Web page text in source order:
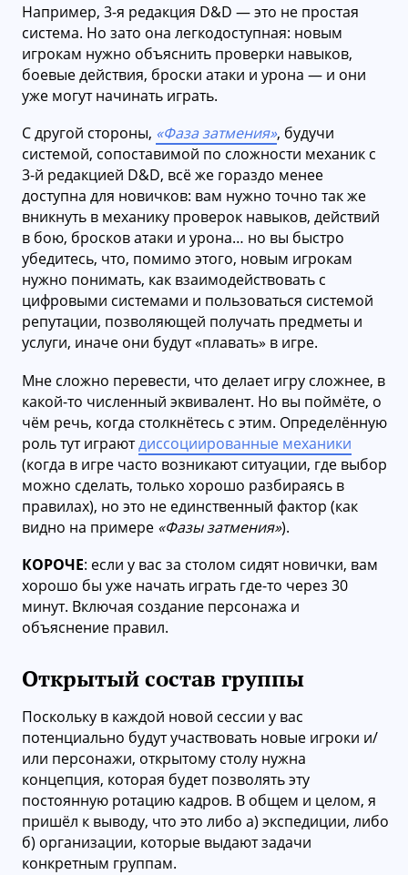
Например, 3-я редакция D&D — это не простая
система. Но зато она легкодоступная: новым
игрокам нужно объяснить проверки навыков,
боевые действия, броски атаки и урона — и они
уже могут начинать играть.
С другой стороны, «Фаза затмения», будучи
системой, сопоставимой по сложности механик с
3-й редакцией D&D, всё же гораздо менее
доступна для новичков: вам нужно точно так же
вникнуть в механику проверок навыков, действий
в бою, бросков атаки и урона… но вы быстро
убедитесь, что, помимо этого, новым игрокам
нужно понимать, как взаимодействовать с
цифровыми системами и пользоваться системой
репутации, позволяющей получать предметы и
услуги, иначе они будут «плавать» в игре.
Мне сложно перевести, что делает игру сложнее, в
какой-то численный эквивалент. Но вы поймёте, о
чём речь, когда столкнётесь с этим. Определённую
роль тут играютдиссоциированные механики
(когда в игре часто возникают ситуации, где выбор
можно сделать, только хорошо разбираясь в
правилах), но это не единственный фактор (как
видно на примере «Фазы затмения»).
КОРОЧЕ: если у вас за столом сидят новички, вам
хорошо бы уже начать играть где-то через 30
минут. Включая создание персонажа и
объяснение правил.
Открытый состав группы
Поскольку в каждой новой сессии у вас
потенциально будут участвовать новые игроки и/
или персонажи, открытому столу нужна
концепция, которая будет позволять эту
постоянную ротацию кадров. В общем и целом, я
пришёл к выводу, что это либо а) экспедиции, либо
б) организации, которые выдают задачи
конкретным группам.